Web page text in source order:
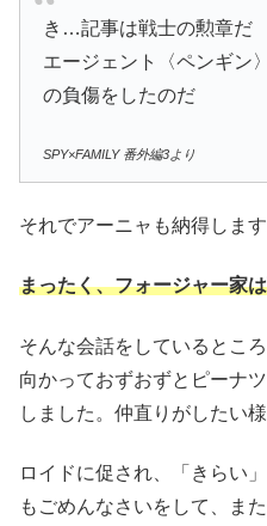
き…記事は戦士の勲章だ
エージェント〈ペンギン
の負傷をしたのだ
SPY×FAMILY 番外編3より
それでアーニャも納得します
まったく、フォージャー家は
そんな会話をしているとこ
向かっておずおずとピーナ
しました。仲直りがしたい様
ロイドに促され、「きらい
もごめんなさいをして、ま